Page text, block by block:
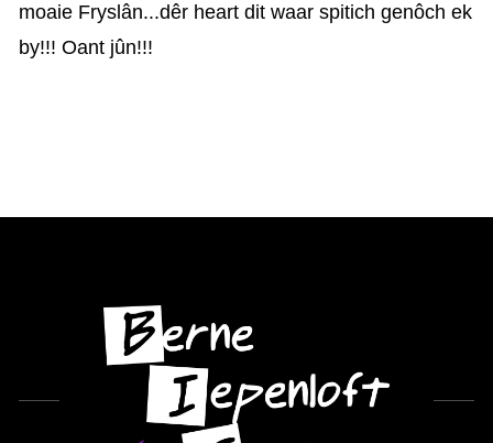
moaie Fryslân...dêr heart dit waar spitich genôch ek
by!!! Oant jûn!!!